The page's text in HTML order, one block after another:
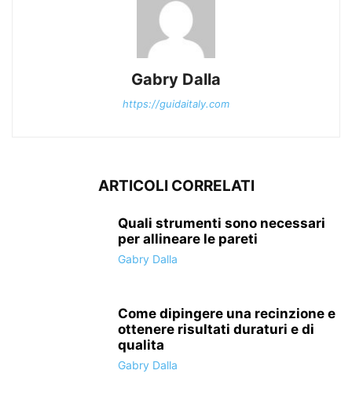
Gabry Dalla
https://guidaitaly.com
ARTICOLI CORRELATI
Quali strumenti sono necessari
per allineare le pareti
Gabry Dalla
Come dipingere una recinzione e
ottenere risultati duraturi e di
qualita
Gabry Dalla